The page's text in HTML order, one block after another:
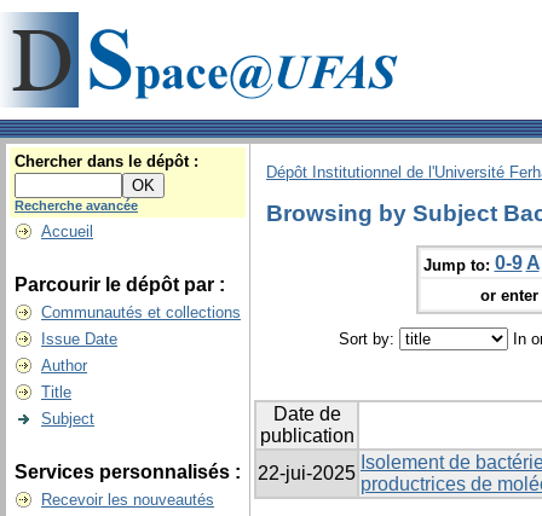
Chercher dans le dépôt :
Recherche avancée
Accueil
Parcourir le dépôt par :
Communautés et collections
Issue Date
Author
Title
Subject
Services personnalisés :
Recevoir les nouveautés
Dépôt Institutionnel de l'Université
Browsing by Subject
Jump to: 0-9 A
or
Sort by: In
Date de
publication
22-jui-2025
Isolement de
productrices de